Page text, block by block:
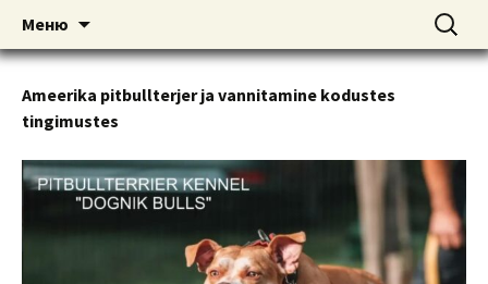
DOGNIK BULLS
American pitbull terrier kennel DOGNIK
BULLS Europe. ADBA registered. APBT
puppies for sale. Worldwide shipping
Меню
содержимому
Найти:
Ameerika pitbullterjer ja vannitamine kodustes
tingimustes